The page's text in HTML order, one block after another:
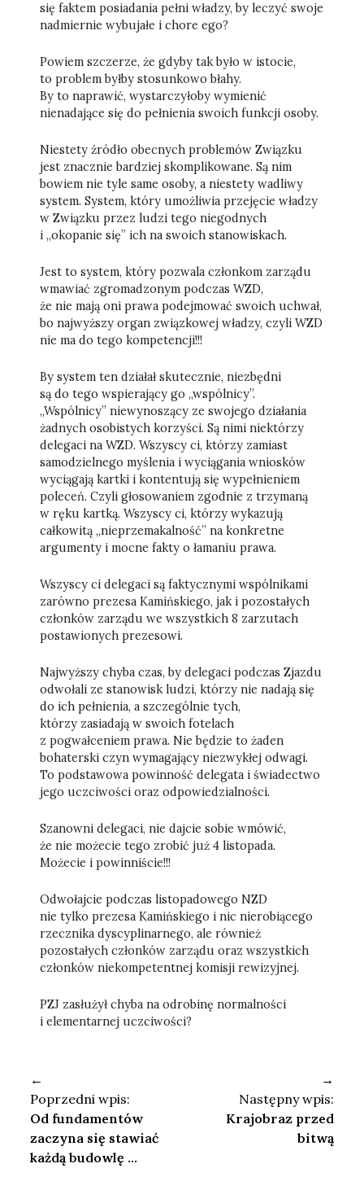
się faktem posiadania pełni władzy, by leczyć swoje
nadmiernie wybujałe i chore ego?
Powiem szczerze, że gdyby tak było w istocie,
to problem byłby stosunkowo błahy.
By to naprawić, wystarczyłoby wymienić
nienadające się do pełnienia swoich funkcji osoby.
Niestety źródło obecnych problemów Związku
jest znacznie bardziej skomplikowane. Są nim
bowiem nie tyle same osoby, a niestety wadliwy
system. System, który umożliwia przejęcie władzy
w Związku przez ludzi tego niegodnych
i „okopanie się” ich na swoich stanowiskach.
Jest to system, który pozwala członkom zarządu
wmawiać zgromadzonym podczas WZD,
że nie mają oni prawa podejmować swoich uchwał,
bo najwyższy organ związkowej władzy, czyli WZD
nie ma do tego kompetencji!!!
By system ten działał skutecznie, niezbędni
są do tego wspierający go „wspólnicy”.
„Wspólnicy” niewynoszący ze swojego działania
żadnych osobistych korzyści. Są nimi niektórzy
delegaci na WZD. Wszyscy ci, którzy zamiast
samodzielnego myślenia i wyciągania wniosków
wyciągają kartki i kontentują się wypełnieniem
poleceń. Czyli głosowaniem zgodnie z trzymaną
w ręku kartką. Wszyscy ci, którzy wykazują
całkowitą „nieprzemakalność” na konkretne
argumenty i mocne fakty o łamaniu prawa.
Wszyscy ci delegaci są faktycznymi wspólnikami
zarówno prezesa Kamińskiego, jak i pozostałych
członków zarządu we wszystkich 8 zarzutach
postawionych prezesowi.
Najwyższy chyba czas, by delegaci podczas Zjazdu
odwołali ze stanowisk ludzi, którzy nie nadają się
do ich pełnienia, a szczególnie tych,
którzy zasiadają w swoich fotelach
z pogwałceniem prawa. Nie będzie to żaden
bohaterski czyn wymagający niezwykłej odwagi.
To podstawowa powinność delegata i świadectwo
jego uczciwości oraz odpowiedzialności.
Szanowni delegaci, nie dajcie sobie wmówić,
że nie możecie tego zrobić już 4 listopada.
Możecie i powinniście!!!
Odwołajcie podczas listopadowego NZD
nie tylko prezesa Kamińskiego i nic nierobiącego
rzecznika dyscyplinarnego, ale również
pozostałych członków zarządu oraz wszystkich
członków niekompetentnej komisji rewizyjnej.
PZJ zasłużył chyba na odrobinę normalności
i elementarnej uczciwości?
←
Poprzedni wpis:
Od fundamentów
zaczyna się stawiać
każdą budowlę ...
→
Następny wpis:
Krajobraz przed
bitwą